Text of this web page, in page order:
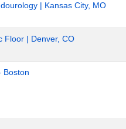
| Kansas City, MO
Floor | Denver, CO
Boston